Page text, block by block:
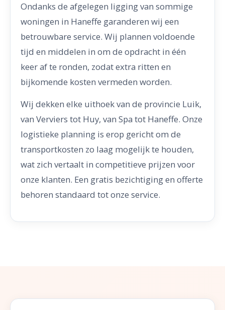
Ondanks de afgelegen ligging van sommige
woningen in Haneffe garanderen wij een
betrouwbare service. Wij plannen voldoende
tijd en middelen in om de opdracht in één
keer af te ronden, zodat extra ritten en
bijkomende kosten vermeden worden.
Wij dekken elke uithoek van de provincie Luik,
van Verviers tot Huy, van Spa tot Haneffe. Onze
logistieke planning is erop gericht om de
transportkosten zo laag mogelijk te houden,
wat zich vertaalt in competitieve prijzen voor
onze klanten. Een gratis bezichtiging en offerte
behoren standaard tot onze service.